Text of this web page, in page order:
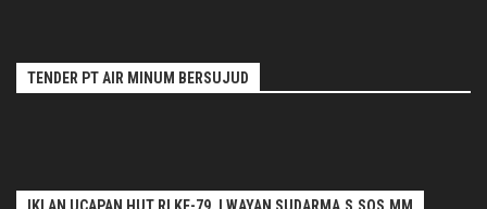
TENDER PT AIR MINUM BERSUJUD